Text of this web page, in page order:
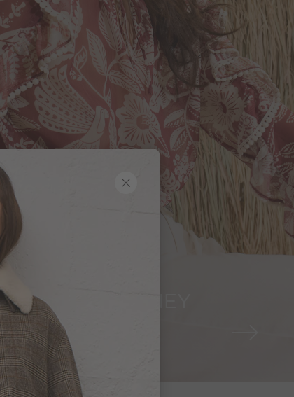
SUNSET JOURNEY
Look 8 von 20